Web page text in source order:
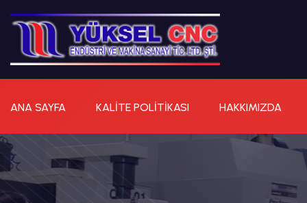
ANA SAYFA KALITE POLITIKASI HAKKIMIZDA